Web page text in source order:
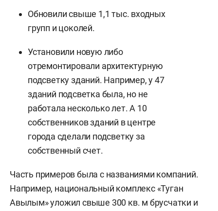
Обновили свыше 1,1 тыс. входных
групп и цоколей.
Установили новую либо
отремонтировали архитектурную
подсветку зданий. Например, у 47
зданий подсветка была, но не
работала несколько лет. А 10
собственников зданий в центре
города сделали подсветку за
собственный счет.
Часть примеров была с названиями компаний.
Например, национальный комплекс «Туган
Авылым» уложил свыше 300 кв. м брусчатки и